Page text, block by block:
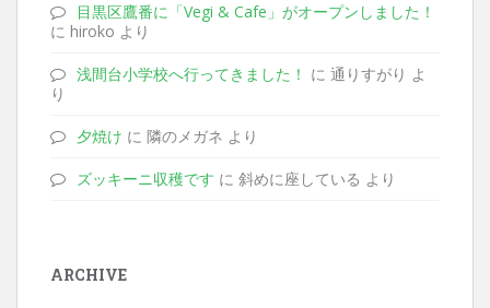
目黒区鷹番に「Vegi & Cafe」がオープンしました！
に hiroko より
浅間台小学校へ行ってきました！ に 通りすがり よ
り
夕焼け に 隣のメガネ より
ズッキーニ収穫です に 斜めに座している より
ARCHIVE